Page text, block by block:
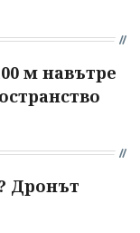
м навътре
Дронът